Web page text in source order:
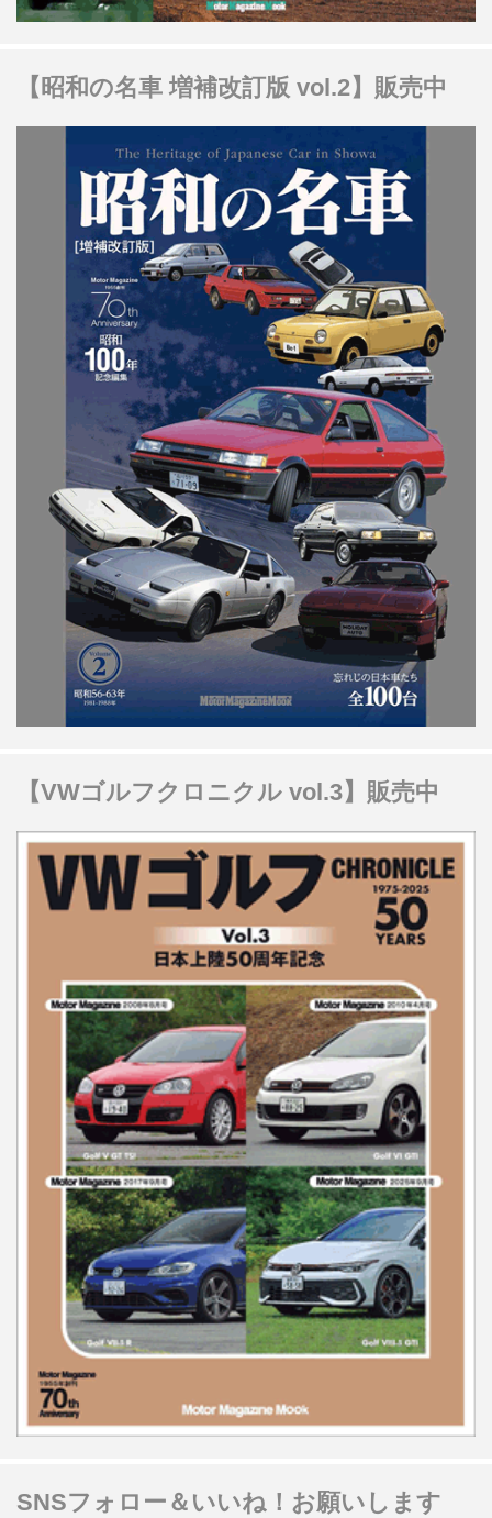
【昭和の名車 増補改訂版 vol.2】販売中
【VWゴルフクロニクル vol.3】販売中
SNSフォロー＆いいね！お願いします